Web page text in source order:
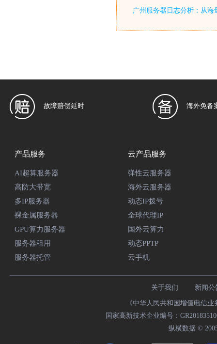
广州服务器日志分析：从海
故障赔偿延时 海外免备
产品服务
AI超算服务器
高防大带宽
多IP服务器
裸金属服务器
GPU算力服务器
服务器租用
服务器托管
云产品服务
弹性云服务器
海外云服务器
动态IP拨号
全球代理IP
国外云算力
动态PPTP
云手机
关于我们 新闻公
《中华人民共和国增值电信
国家高新技术企业编号：
纵横数据 ©